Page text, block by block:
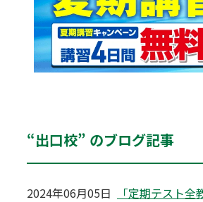
“出口校” のブログ記事
2024年06月05日
「定期テスト